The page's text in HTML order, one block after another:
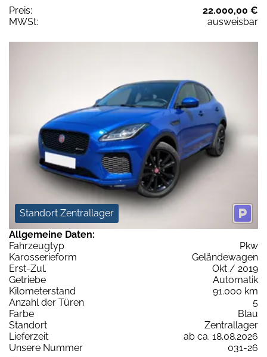
Preis:
22.000,00 €
MWSt:
ausweisbar
Standort Zentrallager
Allgemeine Daten:
Fahrzeugtyp
Pkw
Karosserieform
Geländewagen
Erst-Zul.
Okt / 2019
Getriebe
Automatik
Kilometerstand
91.000 km
Anzahl der Türen
5
Farbe
Blau
Standort
Zentrallager
Lieferzeit
ab ca. 18.08.2026
Unsere Nummer
031-26